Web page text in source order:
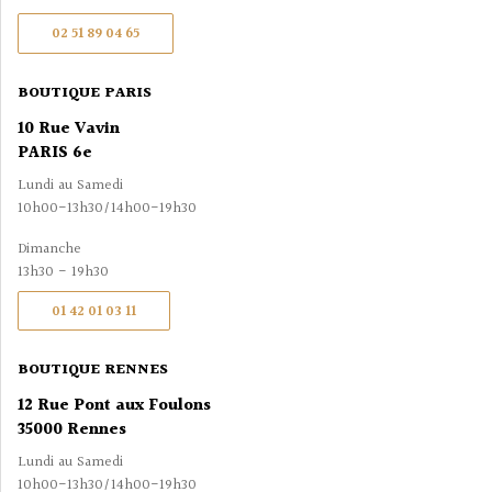
02 51 89 04 65
BOUTIQUE PARIS
10 Rue Vavin
PARIS 6e
Lundi au Samedi
10h00-13h30/14h00-19h30
Dimanche
13h30 - 19h30
01 42 01 03 11
BOUTIQUE RENNES
12 Rue Pont aux Foulons
35000 Rennes
Lundi au Samedi
10h00-13h30/14h00-19h30